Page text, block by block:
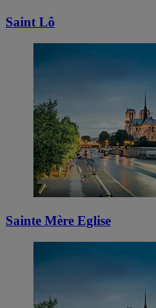
Saint Lô
Sainte Mère Eglise